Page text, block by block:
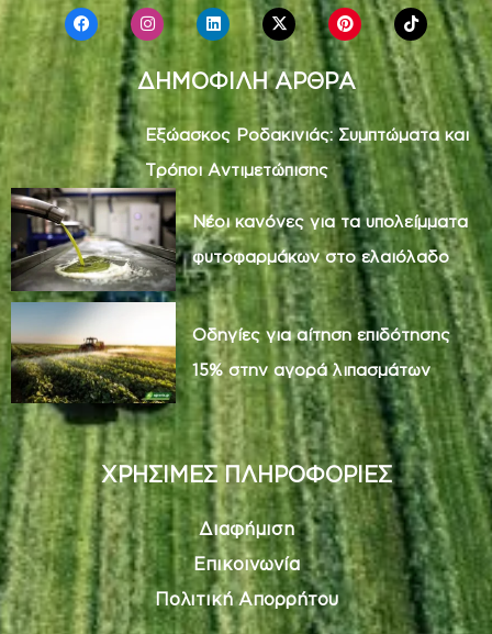
ΔΗΜΟΦΙΛΗ ΑΡΘΡΑ
Εξώασκος Ροδακινιάς: Συμπτώματα και
Τρόποι Αντιμετώπισης
Νέοι κανόνες για τα υπολείμματα
φυτοφαρμάκων στο ελαιόλαδο
Οδηγίες για αίτηση επιδότησης
15% στην αγορά λιπασμάτων
ΧΡΗΣΙΜΕΣ ΠΛΗΡΟΦΟΡΙΕΣ
Διαφήμιση
Επικοινωνία
Πολιτική Απορρήτου